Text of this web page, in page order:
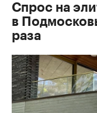
Спрос на
в
раза